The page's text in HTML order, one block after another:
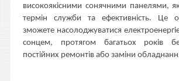
високоякісними сонячними панелями,
термін служби та ефективність. Це
зможете насолоджуватися
сонцем, протягом багатьох років
постійних ремонтів або заміни